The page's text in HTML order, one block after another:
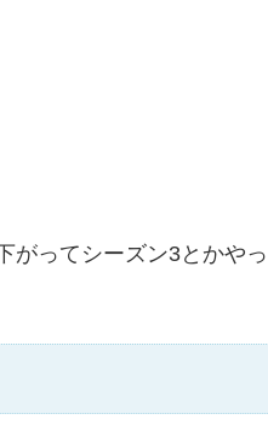
がってシーズン3とかやっ